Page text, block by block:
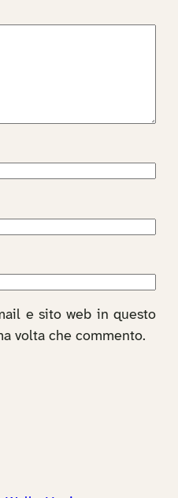
e sito web in questo
volta che commento.